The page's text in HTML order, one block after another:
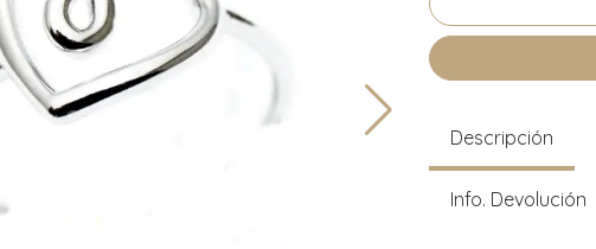
Descripción
Info. Devolución